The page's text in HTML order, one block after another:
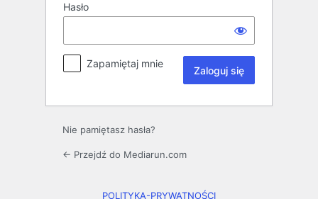
Hasło
Zapamiętaj mnie
Nie pamiętasz hasła?
← Przejdź do Mediarun.com
POLITYKA-PRYWATNOŚCI